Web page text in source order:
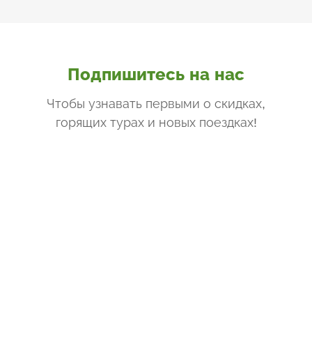
Подпишитесь на нас
Чтобы узнавать первыми о скидках,
горящих турах и новых поездках!